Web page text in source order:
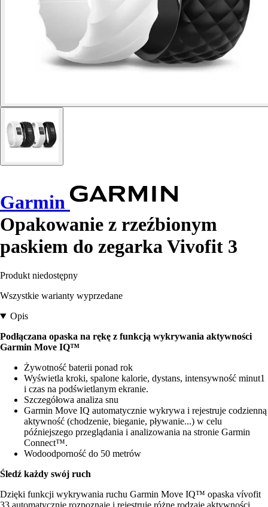
Garmin
Opakowanie z rzeźbionym
paskiem do zegarka Vivofit 3
Produkt niedostępny
Wszystkie warianty wyprzedane
Opis
Podłączana opaska na rękę z funkcją wykrywania aktywności
Garmin Move IQ™
Żywotność baterii ponad rok
Wyświetla kroki, spalone kalorie, dystans, intensywność minut1
i czas na podświetlanym ekranie.
Szczegółowa analiza snu
Garmin Move IQ automatycznie wykrywa i rejestruje codzienną
aktywność (chodzenie, bieganie, pływanie...) w celu
późniejszego przeglądania i analizowania na stronie Garmin
Connect™.
Wodoodporność do 50 metrów
Śledź każdy swój ruch
Dzięki funkcji wykrywania ruchu Garmin Move IQ™ opaska vívofit